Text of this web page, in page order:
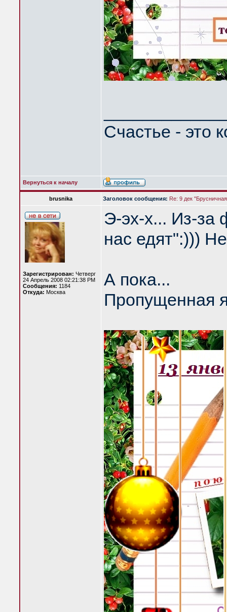
Счастье - это
Вернуться к началу
brusnika Заголовок сообщения: Re: 9 дек
Зарегистрирован: Четверг
24 Апрель 2008 02:21:38 PM
Сообщения: 1184
Откуда: Москва
Э-эх-х... Из-за
нас едят":)))
А пока...
Пропущенная